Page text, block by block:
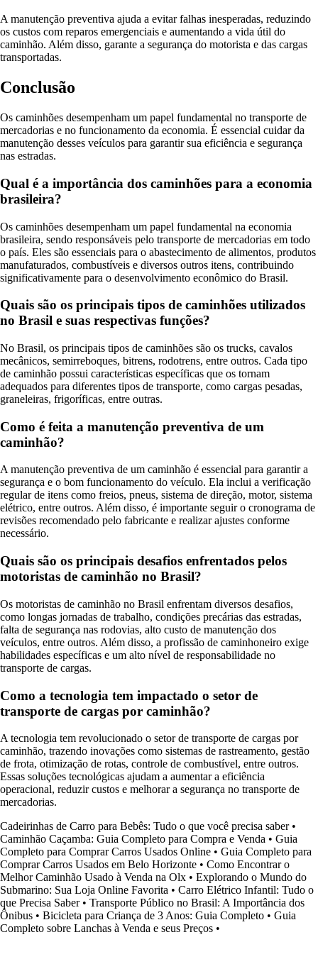
A manutenção preventiva ajuda a evitar falhas inesperadas, reduzindo
os custos com reparos emergenciais e aumentando a vida útil do
caminhão. Além disso, garante a segurança do motorista e das cargas
transportadas.
Conclusão
Os caminhões desempenham um papel fundamental no transporte de
mercadorias e no funcionamento da economia. É essencial cuidar da
manutenção desses veículos para garantir sua eficiência e segurança
nas estradas.
Qual é a importância dos caminhões para a economia
brasileira?
Os caminhões desempenham um papel fundamental na economia
brasileira, sendo responsáveis pelo transporte de mercadorias em todo
o país. Eles são essenciais para o abastecimento de alimentos, produtos
manufaturados, combustíveis e diversos outros itens, contribuindo
significativamente para o desenvolvimento econômico do Brasil.
Quais são os principais tipos de caminhões utilizados
no Brasil e suas respectivas funções?
No Brasil, os principais tipos de caminhões são os trucks, cavalos
mecânicos, semirreboques, bitrens, rodotrens, entre outros. Cada tipo
de caminhão possui características específicas que os tornam
adequados para diferentes tipos de transporte, como cargas pesadas,
graneleiras, frigoríficas, entre outras.
Como é feita a manutenção preventiva de um
caminhão?
A manutenção preventiva de um caminhão é essencial para garantir a
segurança e o bom funcionamento do veículo. Ela inclui a verificação
regular de itens como freios, pneus, sistema de direção, motor, sistema
elétrico, entre outros. Além disso, é importante seguir o cronograma de
revisões recomendado pelo fabricante e realizar ajustes conforme
necessário.
Quais são os principais desafios enfrentados pelos
motoristas de caminhão no Brasil?
Os motoristas de caminhão no Brasil enfrentam diversos desafios,
como longas jornadas de trabalho, condições precárias das estradas,
falta de segurança nas rodovias, alto custo de manutenção dos
veículos, entre outros. Além disso, a profissão de caminhoneiro exige
habilidades específicas e um alto nível de responsabilidade no
transporte de cargas.
Como a tecnologia tem impactado o setor de
transporte de cargas por caminhão?
A tecnologia tem revolucionado o setor de transporte de cargas por
caminhão, trazendo inovações como sistemas de rastreamento, gestão
de frota, otimização de rotas, controle de combustível, entre outros.
Essas soluções tecnológicas ajudam a aumentar a eficiência
operacional, reduzir custos e melhorar a segurança no transporte de
mercadorias.
Cadeirinhas de Carro para Bebês: Tudo o que você precisa saber•
Caminhão Caçamba: Guia Completo para Compra e Venda • Guia
Completo para Comprar Carros Usados Online • Guia Completo para
Comprar Carros Usados em Belo Horizonte • Como Encontrar o
Melhor Caminhão Usado à Venda na Olx • Explorando o Mundo do
Submarino: Sua Loja Online Favorita • Carro Elétrico Infantil: Tudo o
que Precisa Saber• Transporte Público no Brasil: A Importância dos
Ônibus • Bicicleta para Criança de 3 Anos: Guia Completo • Guia
Completo sobre Lanchas à Venda e seus Preços •